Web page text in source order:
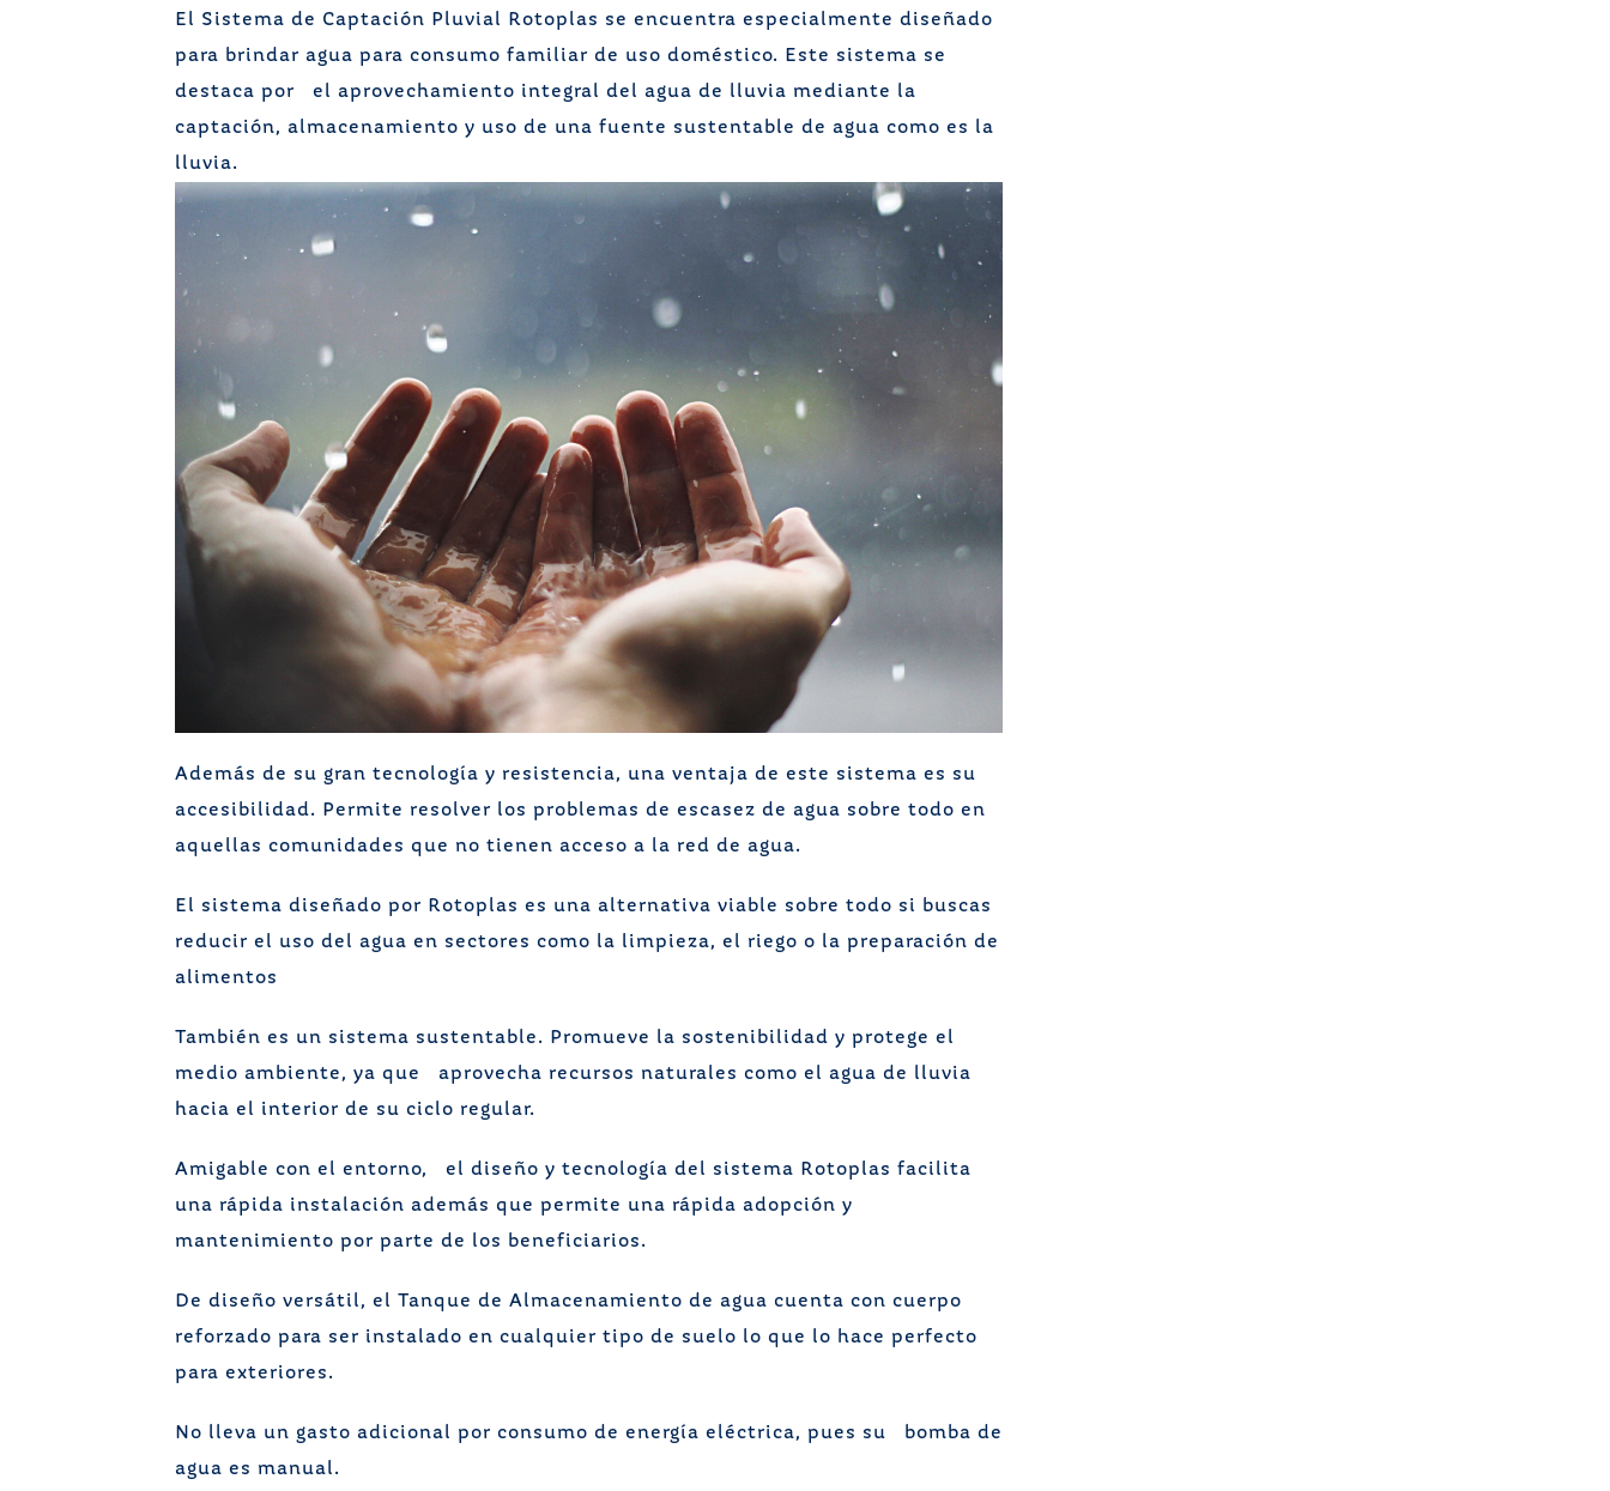
El Sistema de Captación Pluvial Rotoplas se encuentra especialmente diseñado
para brindar agua para consumo familiar de uso doméstico. Este sistema se
destaca por el aprovechamiento integral del agua de lluvia mediante la
captación, almacenamiento y uso de una fuente sustentable de agua como es la
lluvia.
Además de su gran tecnología y resistencia, una ventaja de este sistema es su
accesibilidad. Permite resolver los problemas de escasez de agua sobre todo en
aquellas comunidades que no tienen acceso a la red de agua.
El sistema diseñado por Rotoplas es una alternativa viable sobre todo si buscas
reducir el uso del agua en sectores como la limpieza, el riego o la preparación de
alimentos
También es un sistema sustentable. Promueve la sostenibilidad y protege el
medio ambiente, ya que aprovecha recursos naturales como el agua de lluvia
hacia el interior de su ciclo regular.
Amigable con el entorno, el diseño y tecnología del sistema Rotoplas facilita
una rápida instalación además que permite una rápida adopción y
mantenimiento por parte de los beneficiarios.
De diseño versátil, el Tanque de Almacenamiento de agua cuenta con cuerpo
reforzado para ser instalado en cualquier tipo de suelo lo que lo hace perfecto
para exteriores.
No lleva un gasto adicional por consumo de energía eléctrica, pues su bomba de
agua es manual.